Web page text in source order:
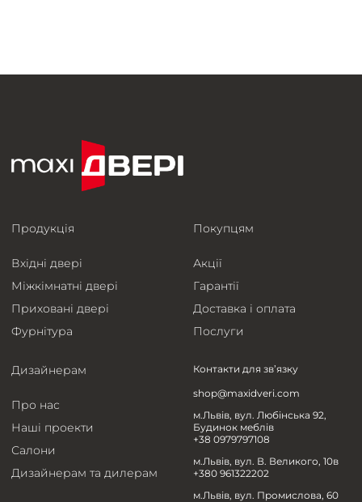
Продукція
Вхідні двері
Міжкімнатні двері
Приховані двері
Фурнітура
Покупцям
Акції
Гарантії
Доставка і оплата
Послуги
Дизайнерам
Про нас
Наші проекти
Салони
Дизайнерам та дилерам
Контакти для зв’язку
shop@maxidveri.com
м.Львів, вул. Любінська 92,
Будинок меблів
+38 0979797108
м.Львів, вул. В. Великого, 10в
+380 961322202
м.Львів, вул. Промислова, 60